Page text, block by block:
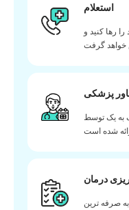
استعلام
رها کنید و
خواهد گرفت
پزشکی
به یک توسط
شده است
درمان
به صرفه ترین